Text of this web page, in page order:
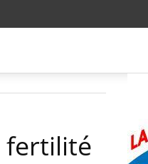
fertilité